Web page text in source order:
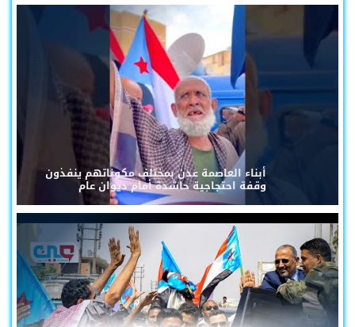
أبناء العاصمة عدن بمختلف مكوناتهم ينفذون
وقفة احتجاجية حاشدة أمام ديوان عام